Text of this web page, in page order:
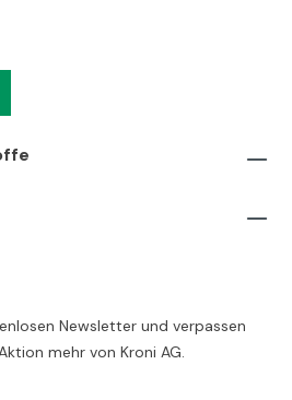
Newsletter und verpassen
mehr von Kroni AG.